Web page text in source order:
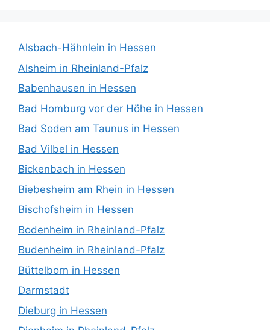
Alsbach-Hähnlein in Hessen
Alsheim in Rheinland-Pfalz
Babenhausen in Hessen
Bad Homburg vor der Höhe in Hessen
Bad Soden am Taunus in Hessen
Bad Vilbel in Hessen
Bickenbach in Hessen
Biebesheim am Rhein in Hessen
Bischofsheim in Hessen
Bodenheim in Rheinland-Pfalz
Budenheim in Rheinland-Pfalz
Büttelborn in Hessen
Darmstadt
Dieburg in Hessen